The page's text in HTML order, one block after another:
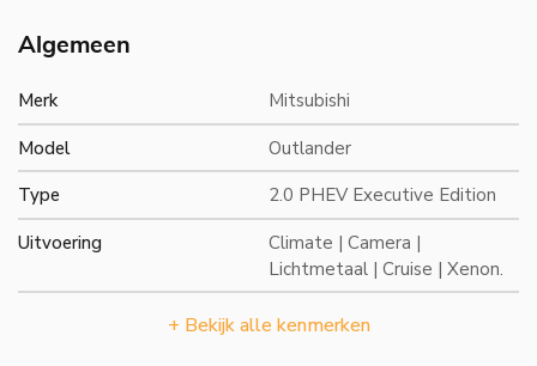
Algemeen
Merk
Mitsubishi
Model
Outlander
Type
2.0 PHEV Executive Edition
Uitvoering
Climate | Camera |
Lichtmetaal | Cruise | Xenon.
+ Bekijk alle kenmerken